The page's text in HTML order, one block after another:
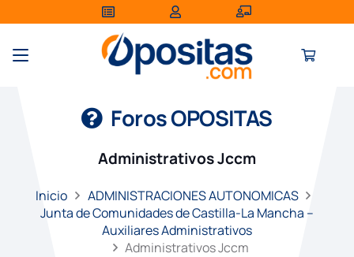
Foros OPOSITAS
Administrativos Jccm
Inicio
ADMINISTRACIONES AUTONOMICAS
Junta de Comunidades de Castilla-La Mancha –
Auxiliares Administrativos
Administrativos Jccm